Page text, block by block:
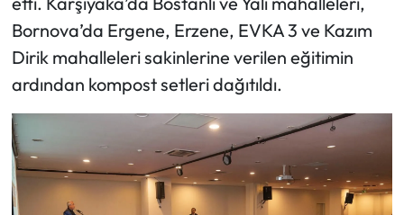
Bornova’da Ergene, Erzene, EVKA 3 ve Kazım
Dirik mahalleleri sakinlerine verilen eğitimin
ardından kompost setleri dağıtıldı.